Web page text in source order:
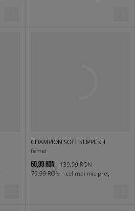
CHAMPION SOFT SLIPPER II
femei
69,99 RON
139,99 RON
79,99 RON - cel mai mic preț